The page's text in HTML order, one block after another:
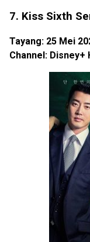
7. Kiss Sixth
Tayang: 25 Mei
Channel: Disney+